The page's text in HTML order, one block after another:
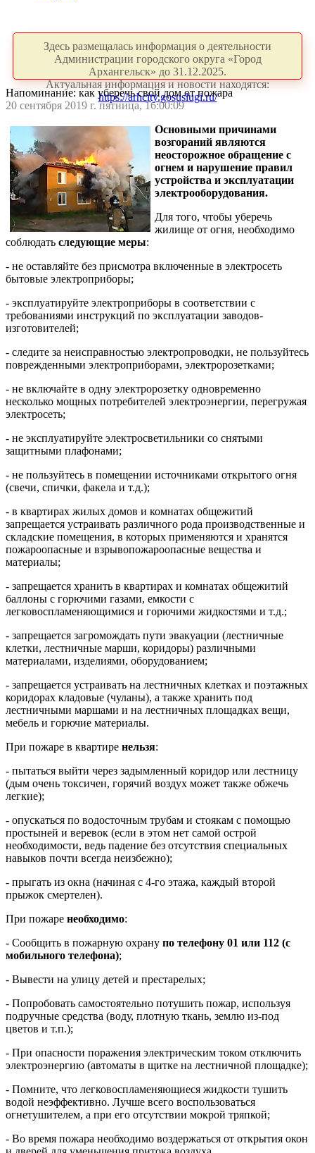
Здесь размещалась информация о деятельности
Администрации городского округа «Город
Архангельск» до 31.12.2025.
Актуальная информация и новости находятся:
https://arhcity.gosuslugi.ru/
Напоминание: как уберечь свой дом от пожара
20 сентября 2019 г. пятница, 16:00:09
Основными причинами
возгораний являются
неосторожное обращение с
огнем и нарушение правил
устройства и эксплуатации
электрооборудования.
Для того, чтобы уберечь
жилище от огня, необходимо
соблюдать следующие меры:
- не оставляйте без присмотра включенные в электросеть
бытовые электроприборы;
- эксплуатируйте электроприборы в соответствии с
требованиями инструкций по эксплуатации заводов-
изготовителей;
- следите за неисправностью электропроводки, не пользуйтесь
поврежденными электроприборами, электророзетками;
- не включайте в одну электророзетку одновременно
несколько мощных потребителей электроэнергии, перегружая
электросеть;
- не эксплуатируйте электросветильники со снятыми
защитными плафонами;
- не пользуйтесь в помещении источниками открытого огня
(свечи, спички, факела и т.д.);
- в квартирах жилых домов и комнатах общежитий
запрещается устраивать различного рода производственные и
складские помещения, в которых применяются и хранятся
пожароопасные и взрывопожароопасные вещества и
материалы;
- запрещается хранить в квартирах и комнатах общежитий
баллоны с горючими газами, емкости с
легковоспламеняющимися и горючими жидкостями и т.д.;
- запрещается загромождать пути эвакуации (лестничные
клетки, лестничные марши, коридоры) различными
материалами, изделиями, оборудованием;
- запрещается устраивать на лестничных клетках и поэтажных
коридорах кладовые (чуланы), а также хранить под
лестничными маршами и на лестничных площадках вещи,
мебель и горючие материалы.
При пожаре в квартире нельзя:
- пытаться выйти через задымленный коридор или лестницу
(дым очень токсичен, горячий воздух может также обжечь
легкие);
- опускаться по водосточным трубам и стоякам с помощью
простыней и веревок (если в этом нет самой острой
необходимости, ведь падение без отсутствия специальных
навыков почти всегда неизбежно);
- прыгать из окна (начиная с 4-го этажа, каждый второй
прыжок смертелен).
При пожаре необходимо:
- Сообщить в пожарную охрану по телефону 01 или 112 (с
мобильного телефона);
- Вывести на улицу детей и престарелых;
- Попробовать самостоятельно потушить пожар, используя
подручные средства (воду, плотную ткань, землю из-под
цветов и т.п.);
- При опасности поражения электрическим током отключить
электроэнергию (автоматы в щитке на лестничной площадке);
- Помните, что легковоспламеняющиеся жидкости тушить
водой неэффективно. Лучше всего воспользоваться
огнетушителем, а при его отсутствии мокрой тряпкой;
- Во время пожара необходимо воздержаться от открытия окон